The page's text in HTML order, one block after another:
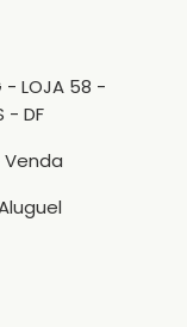
- LOJA 58 -
- DF